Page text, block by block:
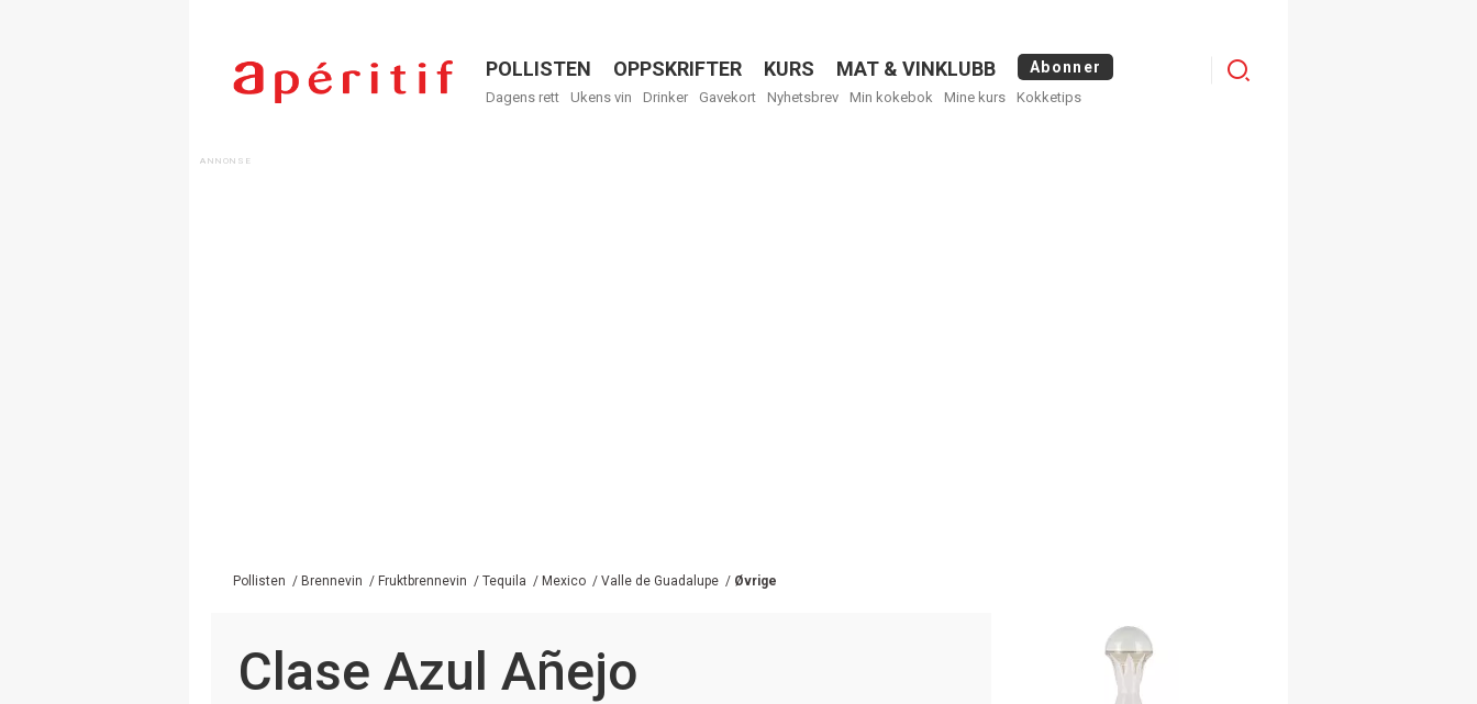
Menu
POLLISTEN OPPSKRIFTER KURS MAT & VINKLUBB Abonner
Dagens rett Ukens vin Drinker Gavekort Nyhetsbrev Min kokebok Mine kurs Kokketips
Menu
Pollisten / Brennevin / Fruktbrennevin / Tequila / Mexico / Valle de Guadalupe / Øvrige
Clase Azul Añejo